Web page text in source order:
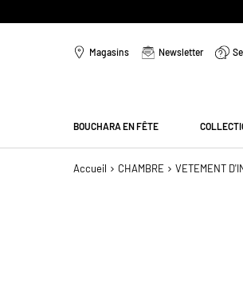
Magasins Newsletter
BOUCHARA EN FÊTE
Accueil CHAMBRE VETEMENT